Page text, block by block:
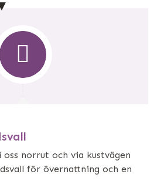
norrut och via kustvägen
för övernattning och en